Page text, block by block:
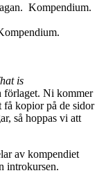
Kompendium.
is
förlaget. Ni kommer
få kopior på de sidor
så hoppas vi att
av kompendiet
introkursen.